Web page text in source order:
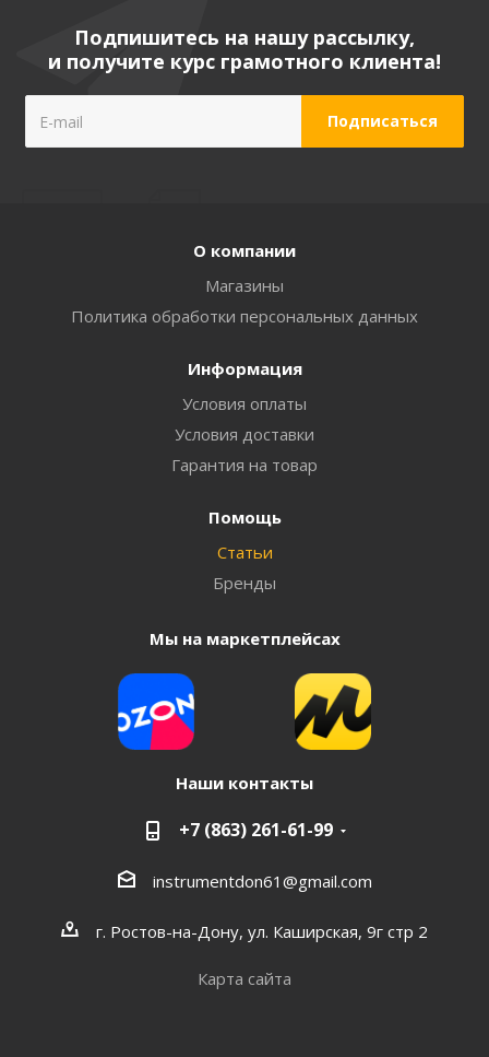
Подпишитесь на нашу рассылку,
и получите курс грамотного клиента!
О компании
Магазины
Политика обработки персональных данных
Информация
Условия оплаты
Условия доставки
Гарантия на товар
Помощь
Статьи
Бренды
Мы на маркетплейсах
Наши контакты
+7 (863) 261-61-99
instrumentdon61@gmail.com
г. Ростов-на-Дону, ул. Каширская, 9г стр 2
Карта сайта